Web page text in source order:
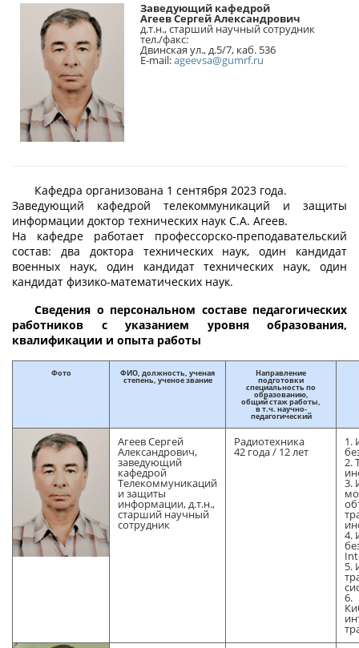
Заведующий кафедрой
Агеев Сергей Александрович
д.т.н., старший научный сотрудник
тел./факс:
Двинская ул., д.5/7, каб. 536
E-mail:ageevsa@gumrf.ru
Кафедра организована 1 сентября 2023 года.
Заведующий кафедрой телекоммуникаций и защиты
информации доктор технических наук С.А. Агеев.
На кафедре работает профессорско-преподавательский
состав: два доктора технических наук, один кандидат
военных наук, один кандидат технических наук, один
кандидат физико-математических наук.
Сведения о персональном составе педагогических
работников с указанием уровня образования,
квалификации и опыта работы
Фото ФИО, должность, ученая
степень, ученое звание
Направление
подготовки
специальность по
образованию,
общий стаж работы,
в т.ч. научно-
педагогический
Агеев Сергей
Александрович,
заведующий
кафедрой
Телекоммуникаций
и защиты
информации, д.т.н.,
старший научный
сотрудник
Радиотехника
42 года / 12 лет
1.
2.
3.
4.
5.
6.